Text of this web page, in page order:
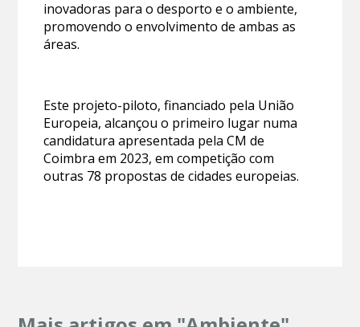
inovadoras para o desporto e o ambiente,
promovendo o envolvimento de ambas as
áreas.
Este projeto-piloto, financiado pela União
Europeia, alcançou o primeiro lugar numa
candidatura apresentada pela CM de
Coimbra em 2023, em competição com
outras 78 propostas de cidades europeias.